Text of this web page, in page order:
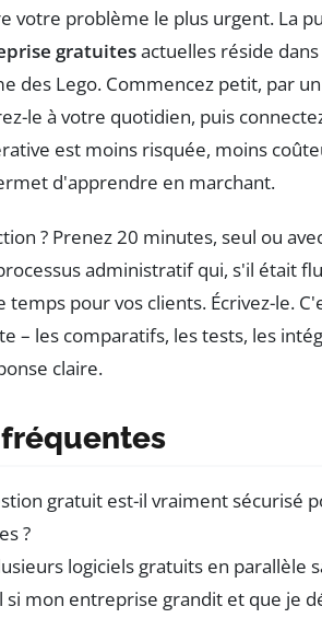
votre problème le plus urgent. La
gratuitesactuelles réside
des Lego. Commencez petit, par
le à votre quotidien, puis
est moins risquée, moins
d'apprendre en marchant.
? Prenez 20 minutes, seul ou
administratif qui, s'il était
temps pour vos clients. Écrivez-le.
– les comparatifs, les tests, les
claire.
gratuit est-il vraiment sécurisé
?
logiciels gratuits en parallèle
si mon entreprise grandit et que je